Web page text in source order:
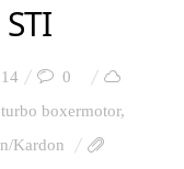
0
boxermotor,
Kardon